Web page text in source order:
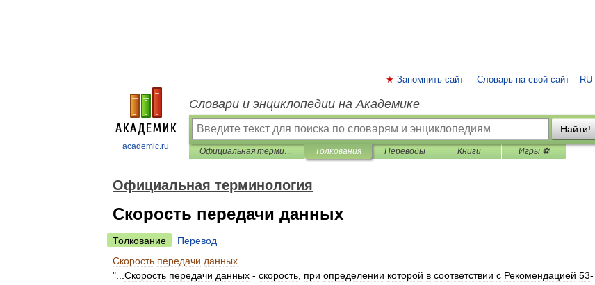
academic.ru
RU
Запомнить сайт Словарь на свой сайт
Словари и энциклопедии на Академике
Найти!
Официальная терминология Толкования Переводы Книги Игры ⚽
Официальная терминология
Скорость передачи данных
Толкование
Перевод
Скорость передачи данных
"... Скорость передачи данных - скорость при определении которой в соответствии с Рекомендацией 53-